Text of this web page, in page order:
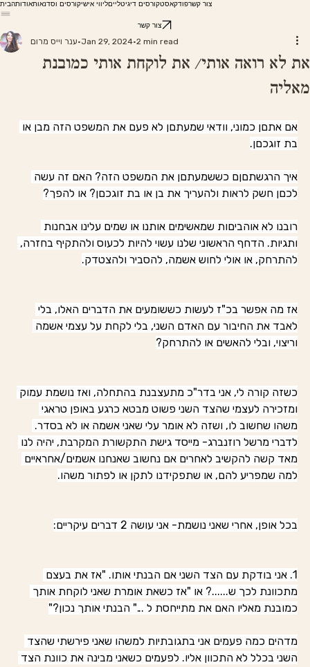
הביתאודותקורסים וסדנאותליווי אישיקורסים דיגיטלייםפודקאסטצור קשר
צור קשר
את לא רואה אותי/ את לוקחת אותי כמובנת
מאליה
ענר וייס מרום Jan 29, 2024 2 min read
אם אתםן כמוני, וודאי שמעתםן לא פעם את המשפט הזה מבן או
בת זוגכםן.
איך הרגשתםןם כששמעתםן את המשפט הזה? האם זה עשה
לכםן חשק לראות ולהעריך את בן או בת זוגכםן? או להפך?
רובנו לא אוהביםות שמאשימים אותנו או שמים עלינו אבחנות
ותגיות. הדחף הראשוני שלנו עשוי להיות לכעוס ולהתקיף בחזרה,
להתרחק, או אולי לחוש אשמה, להסביר ולהצטדק.
אז מה אפשר בכ"ז לעשות כששומעים את הדברים האלו, בלי
לאבד את החיבור עם האדם השני, בלי לקחת על עצמי אשמה
וריצוי, ובלי להאשים או להתרחק?
כשזה קורה לי, אני בדר"כ מתעצבנת בהתחלה, ואז נושמת עמוק
ומזכירה לעצמי שהצד השני פשוט מבטא כרגע באופן טראגי
משהו שחשוב לו, ושזה לא אומר עלי שאני אשמה או לא בסדר.
לדברי מרשל רוזנברג- מייסד גישת התקשורת המקרבת, יהיה לנו
מאד קשה להקשיב לאחרים אם נחשוב שאנחנו אשמים/אחראיים
למה שמפריע להם, או שתפקידנו לתקן או לפתור משהו.
בכל אופן, אחרי שאני נושמת- אני עושה 2 דברים עיקריים:
1. אני בודקת עם הצד השני אם הבנתי אותו. "אז את בעצם
מתכוונת לכך ש......? או "אז כשאת אומרת שאני לוקחת אותך
כמובנת מאליו האם את מתייחסת ל ..." הבנתי אותך נכון?"
מדהים כמה פעמים אני בתגובתיות למשהו שאני פירשתי שהצד
השני בכלל לא התכוון אליו. לפעמים כשאני מבינה את כוונת הצד